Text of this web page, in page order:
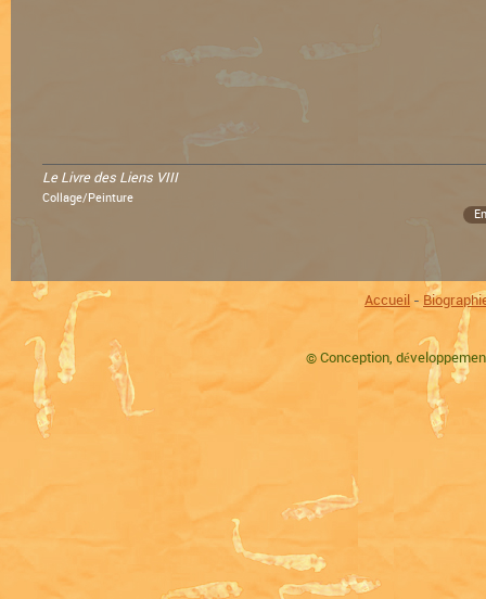
Le Livre des Liens VIII
Collage/Peinture
Accueil -
© Conception,